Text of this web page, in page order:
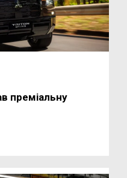
преміальну